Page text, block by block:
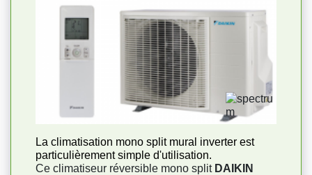
La climatisation mono split mural inverter est
particulièrement simple d'utilisation.
Ce climatiseur réversible mono split DAIKIN